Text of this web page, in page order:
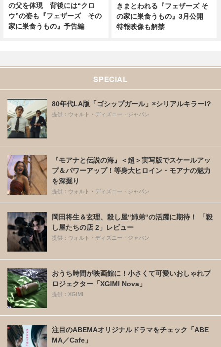
の父を体現 背後には“クロ
ウ”の姿も『フェザーズ その
家に巣食うもの』予告編
きまとわれる『フェザーズ そ
の家に巣食うもの』3月公開
特報映像も解禁
SPECIAL
80年代LA版「ゴシップガール」×シリアルキラー!?
提供：ウォルト・ディズニー・ジャパン
『モアナと伝説の海』＜超＞実写版でスケールアッ
プ＆パワーアップ！等身大ヒロイン・モアナの魅力
を深掘り
提供：ウォルト・ディズニー・ジャパン
岡田将生＆玄理、殺し屋“姉弟“の活躍に期待！ 「殺
し屋たちの店 2」レビュー
提供：ウォルト・ディズニー・ジャパン
おうち時間が映画館に！小さくて可愛いおしゃれプ
ロジェクター「XGIMI Nova」
提供：XGIMI
注目のABEMAオリジナルドラマをチェック「ABE
MA／Cafe」